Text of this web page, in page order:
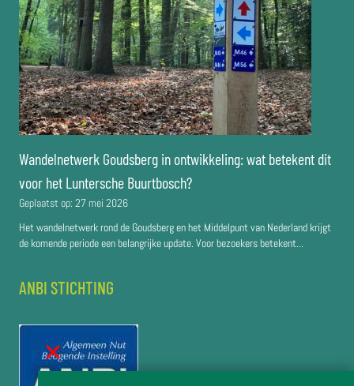
Wandelnetwerk Goudsberg in ontwikkeling: wat betekent dit
voor het Luntersche Buurtbosch?
Geplaatst op: 27 mei 2026
Het wandelnetwerk rond de Goudsberg en het Middelpunt van Nederland krijgt
de komende periode een belangrijke update. Voor bezoekers betekent...
ANBI STICHTING